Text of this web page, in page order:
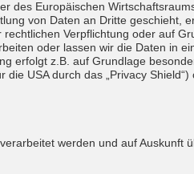
des Europäischen
von Daten an Dritte geschieht,
Verpflichtung oder auf
oder lassen wir die Daten in
erfolgt z.B. auf Grundlage
USA durch das „Privacy
werden und auf Auskunft